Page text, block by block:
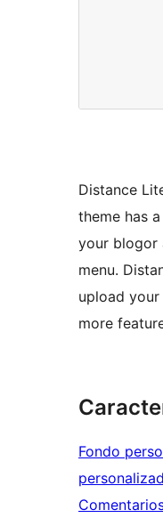
Distance
theme has
your blogor
menu.
upload
more
Fondo